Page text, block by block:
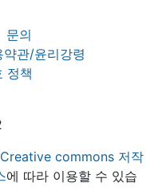
문의
약관/윤리강령
정책
Creative commons 저작
에 따라 이용할 수 있습